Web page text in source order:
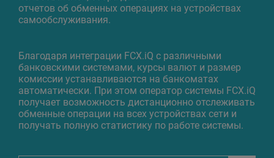
отчетов об обменных операциях на устройствах
самообслуживания.
Благодаря интеграции FCX.iQ с различными
банковскими системами, курсы валют и размер
комиссии устанавливаются на банкоматах
автоматически. При этом оператор системы FCX.iQ
получает возможность дистанционно отслеживать
обменные операции на всех устройствах сети и
получать полную статистику по работе системы.